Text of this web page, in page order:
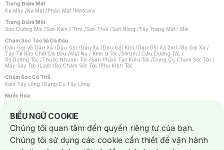
Trang Điểm Mắt
Kẻ Mày /Kẻ Mắt /Phấn Mắt /Mascara
Trang Điểm Môi
Son Dưỡng Môi /Son Kem / Tint /Son Thỏi /Son Bóng /Tẩy Trang Mắt / Môi
Chăm Sóc Tóc Và Da Đầu
Dầu Gội Và Dầu Xả /Dầu Gội /Dầu Xả /Dầu Gội Khô /Dầu Gội Xả 2in1 /Bộ Gội Xả /
Tẩy Tế Bào Chết Da Đầu /Mặt Nạ / Kem Ủ Tóc /Serum / Dầu Dưỡng Tóc /
Xịt Dưỡng Tóc /Thuốc Nhuộm Tóc /Sản Phẩm Tạo Kiểu Tóc /Dụng Cụ Chăm Sóc Tóc /
Máy Sấy Tóc /Lược /Bộ Chăm Sóc Tóc /Phụ Kiện Tóc
Chăm Sóc Cơ Thể
Kem Tẩy Lông /Dụng Cụ Tẩy Lông
Nước Hoa
Nước Hoa Nữ
Chăm Sóc Cá Nhân
Chống Muỗi /Khẩu Trang /Máy Massage/Mặt Nạ Xông Hơi /Nước Rửa Tay/
Sản Phẩm Chăm Sóc Khác /Bàn Chải Đánh Răng /Bàn Chải Điện/
Hỗ Trợ Trắng Răng/Kem Đánh Răng /Máy Tăm Nước/ Nước Súc Miệng/
Tăm / Chỉ Nha Khoa/ Xịt Thơm Miệng / Dung Dịch Vệ Sinh/Dưỡng Vùng Kín/
BIỂU NGỮ COOKIE
Notice about cookies usage
Chúng tôi quan tâm đến quyền riêng tư của bạn.
Chúng tôi sử dụng các cookie cần thiết để vận hành